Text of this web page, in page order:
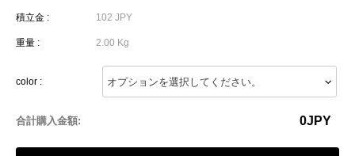
積立金 : 102 JPY
重量 : 2.00 Kg
color :
合計購入金額: 0JPY